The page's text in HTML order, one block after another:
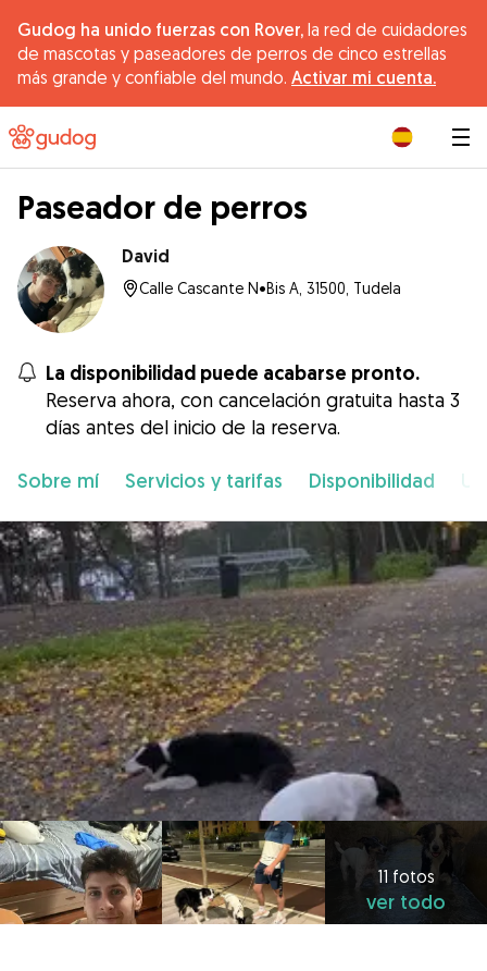
Gudog ha unido fuerzas con Rover, la red de cuidadores
de mascotas y paseadores de perros de cinco estrellas
más grande y confiable del mundo. Activar mi cuenta.
Paseador de perros
David
Calle Cascante N•Bis A, 31500, Tudela
La disponibilidad puede acabarse pronto.
Reserva ahora, con cancelación gratuita hasta 3
días antes del inicio de la reserva.
Sobre mí Servicios y tarifas Disponibilidad
11 fotos
ver todo